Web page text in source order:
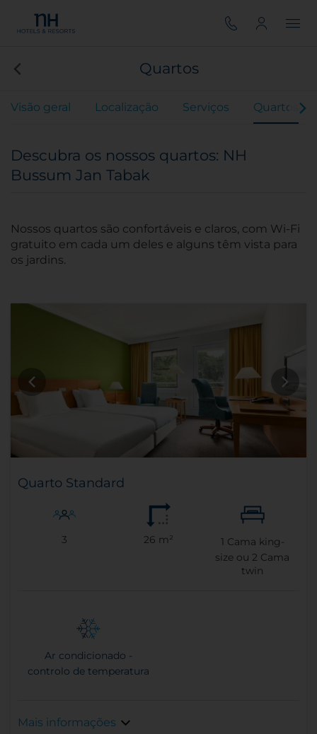
Quartos
Visão geral Localização Serviços Quartos
Descubra os nossos quartos: NH
Bussum Jan Tabak
Nossos quartos são confortáveis e claros, com Wi-Fi
gratuito em cada um deles e alguns têm vista para
os jardins.
Quarto Standard
3 26 m² 1 Cama king-
size ou 2 Cama
twin
Ar condicionado -
controlo de temperatura
Mais informações